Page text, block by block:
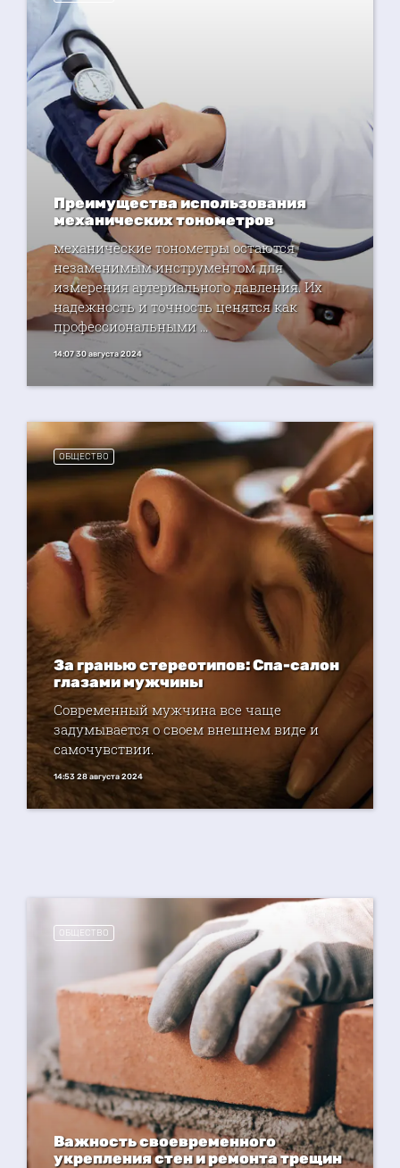
Преимущества использования
механических тонометров
механические тонометры остаются
незаменимым инструментом для
измерения артериального давления. Их
надежность и точность ценятся как
профессиональными ...
14:07 30 августа 2024
ОБЩЕСТВО
За гранью стереотипов: Спа-салон
глазами мужчины
Современный мужчина все чаще
задумывается о своем внешнем виде и
самочувствии.
14:53 28 августа 2024
ОБЩЕСТВО
Важность своевременного
укрепления стен и ремонта трещин